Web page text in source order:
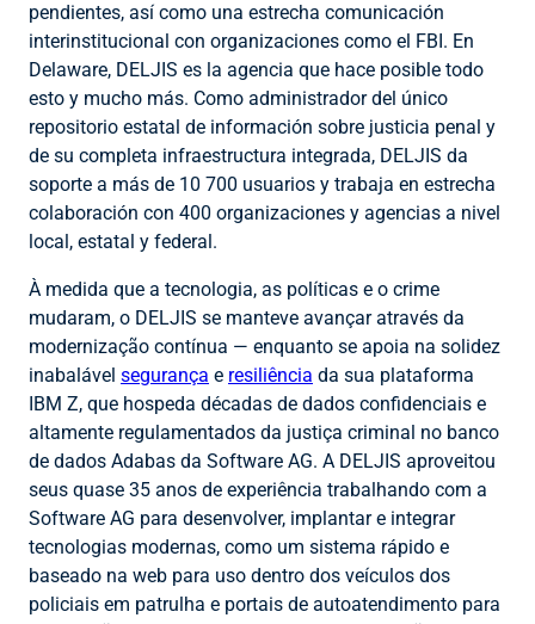
pendientes, así como una estrecha comunicación
interinstitucional con organizaciones como el FBI. En
Delaware, DELJIS es la agencia que hace posible todo
esto y mucho más. Como administrador del único
repositorio estatal de información sobre justicia penal y
de su completa infraestructura integrada, DELJIS da
soporte a más de 10 700 usuarios y trabaja en estrecha
colaboración con 400 organizaciones y agencias a nivel
local, estatal y federal.
À medida que a tecnologia, as políticas e o crime
mudaram, o DELJIS se manteve avançar através da
modernização contínua — enquanto se apoia na solidez
inabalável segurança e resiliência da sua plataforma
IBM Z, que hospeda décadas de dados confidenciais e
altamente regulamentados da justiça criminal no banco
de dados Adabas da Software AG. A DELJIS aproveitou
seus quase 35 anos de experiência trabalhando com a
Software AG para desenvolver, implantar e integrar
tecnologias modernas, como um sistema rápido e
baseado na web para uso dentro dos veículos dos
policiais em patrulha e portais de autoatendimento para